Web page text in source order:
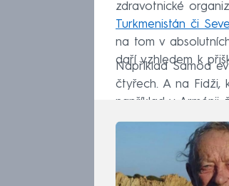
zdravotnické
Turkmenistán či
na tom v
daří vzhledem k
Například Samoa
čtyřech. A na Fidži,
například v Arménii